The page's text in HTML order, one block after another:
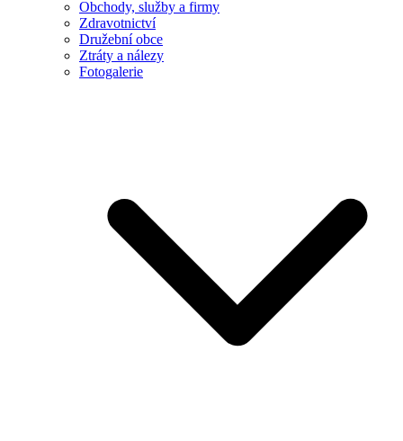
Obchody, služby a firmy
Zdravotnictví
Družební obce
Ztráty a nálezy
Fotogalerie